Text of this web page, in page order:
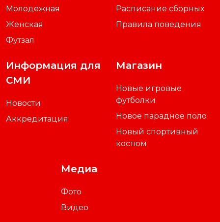
Молодежная
Женская
Футзал
Расписание сборных
Правила поведения
Информация для
СМИ
Новости
Аккредитация
Магазин
Новые игровые
футболки
Новое парадное поло
Новый спортивный
костюм
Медиа
Фото
Видео